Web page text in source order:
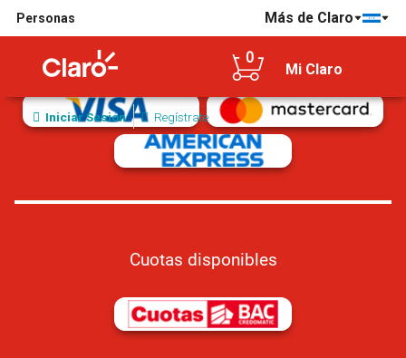
Personas Más de Claro
0
Mi Claro
Iniciar Sesión Regístrate
Tarjetas de crédito/débito aceptadas
Cuotas disponibles